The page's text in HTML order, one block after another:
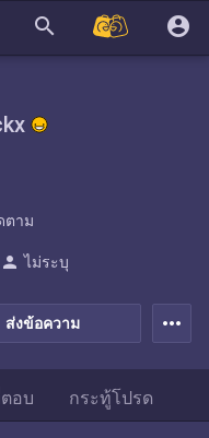
search account_circle
ตาม
ส่งข้อความ
person ไม่ระบุ
more_horiz
อบ กระทู้โปรด